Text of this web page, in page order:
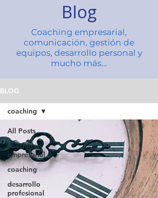
Blog
Coaching empresarial,
comunicación, gestión de
equipos, desarrollo personal y
mucho más...
BLOG
All Posts
coaching
empresarial
coaching
desarrollo
profesional
coaching